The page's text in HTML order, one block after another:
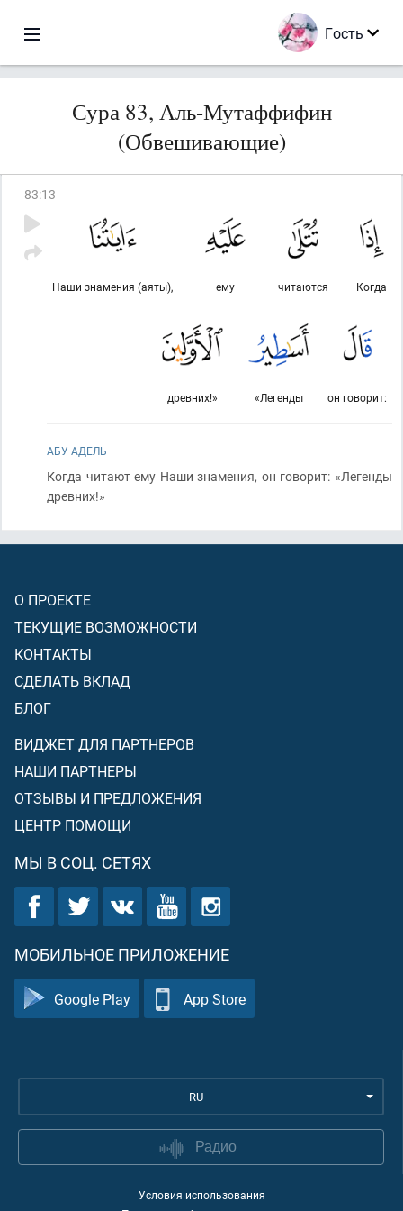
Гость
Сура 83, Аль-Мутаффифин
(Обвешивающие)
83:13
Когда
читаются
ему
Наши знамения (аяты),
он говорит:
«Легенды
древних!»
АБУ АДЕЛЬ
Когда читают ему Наши знамения, он говорит: «Легенды
древних!»
О ПРОЕКТЕ
ТЕКУЩИЕ ВОЗМОЖНОСТИ
КОНТАКТЫ
СДЕЛАТЬ ВКЛАД
БЛОГ
ВИДЖЕТ ДЛЯ ПАРТНЕРОВ
НАШИ ПАРТНЕРЫ
ОТЗЫВЫ И ПРЕДЛОЖЕНИЯ
ЦЕНТР ПОМОЩИ
МЫ В СОЦ. СЕТЯХ
МОБИЛЬНОЕ ПРИЛОЖЕНИЕ
Google Play App Store
RU
Радио
Условия использования